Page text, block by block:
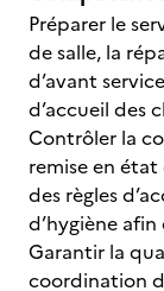
Préparer le
de salle, la
d’avant
d’accueil des
Contrôler la
remise en
des règles
d’hygiène
Garantir la
coordination